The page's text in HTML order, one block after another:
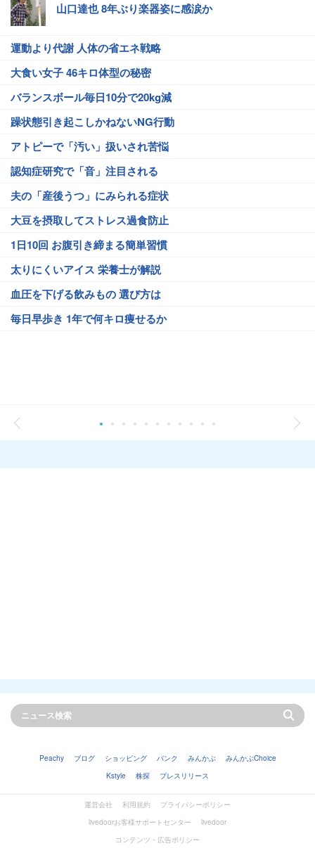
山口達也 8年ぶり楽器姿に感涙か
運動より代謝 人体の省エネ戦略
大食い女子 46キロ体型の秘密
バランスボール毎日10分で20kg減
躁状態引き起こしかねないNG行動
アトピーで「汚い」扱いされ苦悩
認知症研究で「音」注目される
夫の「産後うつ」にみられる症状
大豆を摂取してストレス過食防止
1日10回 お腹引き締まる簡単習慣
太りにくいアイス 栄養士が解説
血圧を下げる飲みもの 選び方は
毎日早歩き 1年で何キロ痩せるか
Peachy ブログ ショッピング バンク みんかぶ
みんかぶChoice
Kstyle
株探 プレスリリース
運営会社 利用規約
プライバシーポリシー
livedoorお客様サポートセンター
livedoor
コンテンツ・広告ポリシー